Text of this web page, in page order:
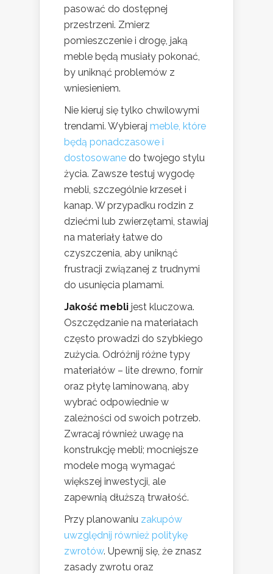
pasować do dostępnej
przestrzeni. Zmierz
pomieszczenie i drogę, jaką
meble będą musiały pokonać,
by uniknąć problemów z
wniesieniem.
Nie kieruj się tylko chwilowymi
trendami. Wybieraj meble, które
będą ponadczasowe i
dostosowane do twojego stylu
życia. Zawsze testuj wygodę
mebli, szczególnie krzeseł i
kanap. W przypadku rodzin z
dziećmi lub zwierzętami, stawiaj
na materiały łatwe do
czyszczenia, aby uniknąć
frustracji związanej z trudnymi
do usunięcia plamami.
Jakość mebli jest kluczowa.
Oszczędzanie na materiałach
często prowadzi do szybkiego
zużycia. Odróżnij różne typy
materiałów – lite drewno, fornir
oraz płytę laminowaną, aby
wybrać odpowiednie w
zależności od swoich potrzeb.
Zwracaj również uwagę na
konstrukcję mebli; mocniejsze
modele mogą wymagać
większej inwestycji, ale
zapewnią dłuższą trwałość.
Przy planowaniu zakupów
uwzględnij również politykę
zwrotów. Upewnij się, że znasz
zasady zwrotu oraz